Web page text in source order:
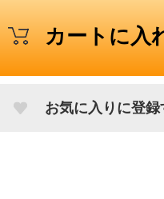
カートに入
お気に入りに登録